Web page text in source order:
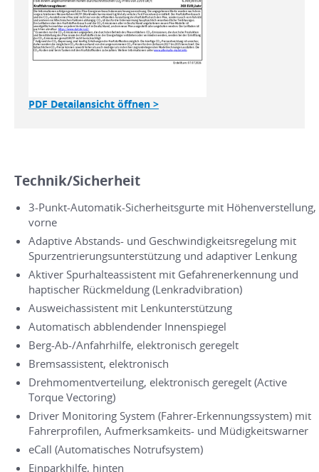
PDF Detailansicht öffnen >
Technik/Sicherheit
3-Punkt-Automatik-Sicherheitsgurte mit Höhenverstellung,
vorne
Adaptive Abstands- und Geschwindigkeitsregelung mit
Spurzentrierungsunterstützung und adaptiver Lenkung
Aktiver Spurhalteassistent mit Gefahrenerkennung und
haptischer Rückmeldung (Lenkradvibration)
Ausweichassistent mit Lenkunterstützung
Automatisch abblendender Innenspiegel
Berg-Ab-/Anfahrhilfe, elektronisch geregelt
Bremsassistent, elektronisch
Drehmomentverteilung, elektronisch geregelt (Active
Torque Vectoring)
Driver Monitoring System (Fahrer-Erkennungssystem) mit
Fahrerprofilen, Aufmerksamkeits- und Müdigkeitswarner
eCall (Automatisches Notrufsystem)
Einparkhilfe, hinten